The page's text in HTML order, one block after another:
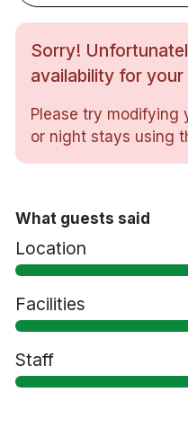
38 rum
Dubbelrum
Badrum med dusch
TV
Skrivbord
Hårtork
Spjälsäng mot en
Husdjur tillåts mot
Gratis parkering
Rökfritt
5 minuters
Sorry!
availability for
Please try modifying
or night stays using
What guests said
Location
Facilities
Staff